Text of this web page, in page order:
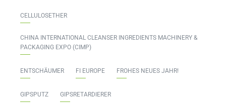
CELLULOSETHER
CHINA INTERNATIONAL CLEANSER INGREDIENTS MACHINERY &
PACKAGING EXPO (CIMP)
ENTSCHÄUMER FI EUROPE FROHES NEUES JAHR!
GIPSPUTZ GIPSRETARDIERER